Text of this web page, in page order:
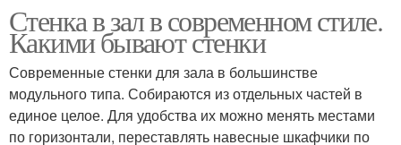
Стенка в зал в современном стиле.
Какими бывают стенки
Современные стенки для зала в большинстве
модульного типа. Собираются из отдельных частей в
единое целое. Для удобства их можно менять местами
по горизонтали, переставлять навесные шкафчики по